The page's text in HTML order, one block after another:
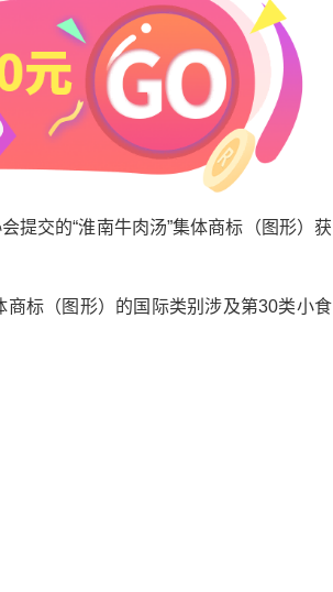
提交的“淮南牛肉汤”集体商标（图形）获
标（图形）的国际类别涉及第30类小食